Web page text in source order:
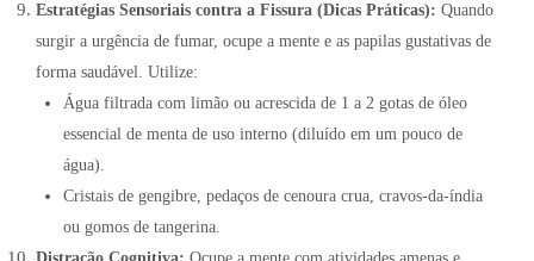
Estratégias Sensoriais contra a Fissura (Dicas Práticas): Quando
surgir a urgência de fumar, ocupe a mente e as papilas gustativas de
forma saudável . Utilize:
Água filtrada com limão ou acrescida de 1 a 2 gotas de óleo
essencial de menta de uso interno (diluído em um pouco de
água)
Cristais de gengibre, pedaços de cenoura crua, cravos-da-índia
ou gomos de tangerina.